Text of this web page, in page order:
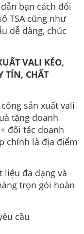
bạn cách đổi
TSA cũng như
dễ dàng, chúc
VALI KÉO,
TÍN, CHẤT
sản xuất vali
tặng doanh
đối tác doanh
chính là địa điểm
liệu đa dạng và
trọn gói hoàn
cầu